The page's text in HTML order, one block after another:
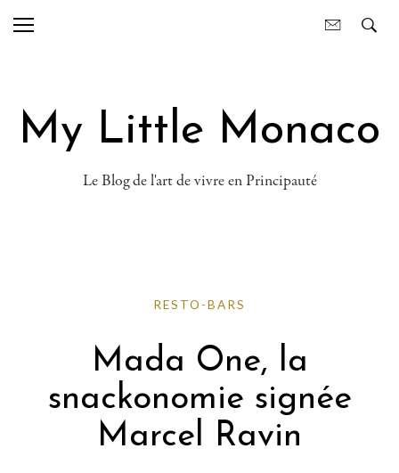
My Little Monaco
Le Blog de l'art de vivre en Principauté
RESTO-BARS
Mada One, la
snackonomie signée
Marcel Ravin